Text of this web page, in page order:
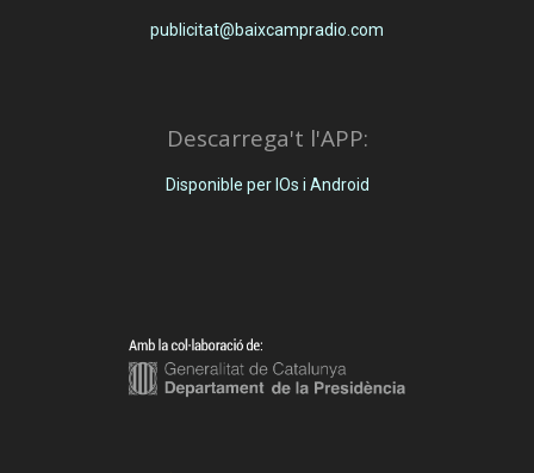
publicitat@baixcampradio.com
Descarrega't l'APP:
Disponible per IOs i Android